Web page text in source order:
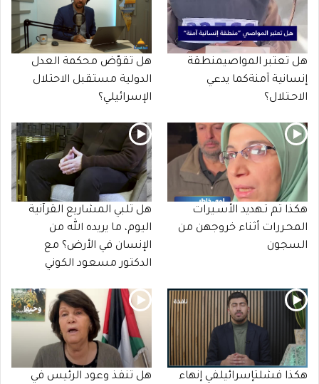
هل تعتبر المواصيمنطقة
إنسانية آمنةكما يدعي
الاحـتلال؟
هل تقوّض محكمة العدل
الدولية مستقبل الاحتلال
الإسرائيلي؟
هكذا تم تـهديد الأسـيرات
المحـررات أثناء خروجهن من
السجون
هل تلبي المشاريع القرآنية
اليوم، ما يريده الله من
الإنسان في الأرض؟ مع
الدكتور مسعود الكوني
هكذا فشلتإسرائيلفي إنهاء
هل تنفذ وعود الرئيس في